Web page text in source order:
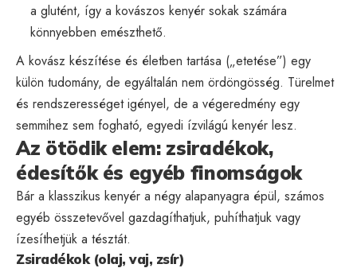
a glutént, így a kovászos kenyér sokak számára
könnyebben emészthető.
A kovász készítése és életben tartása („etetése”) egy
külön tudomány, de egyáltalán nem ördöngösség. Türelmet
és rendszerességet igényel, de a végeredmény egy
semmihez sem fogható, egyedi ízvilágú kenyér lesz.
Az ötödik elem: zsiradékok,
édesítők és egyéb finomságok
Bár a klasszikus kenyér a négy alapanyagra épül, számos
egyéb összetevővel gazdagíthatjuk, puhíthatjuk vagy
ízesíthetjük a tésztát.
Zsiradékok (olaj, vaj, zsír)